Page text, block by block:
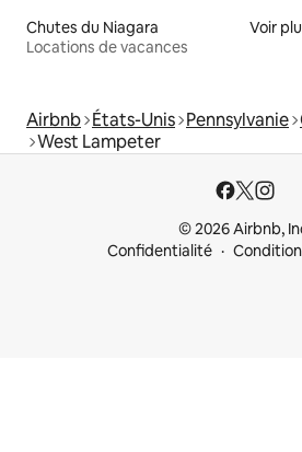
Chutes du Niagara
Locations de vacances
Voir
Airbnb États-Unis Pennsylvanie
West Lampeter
© 2026 Airbnb,
Confidentialité